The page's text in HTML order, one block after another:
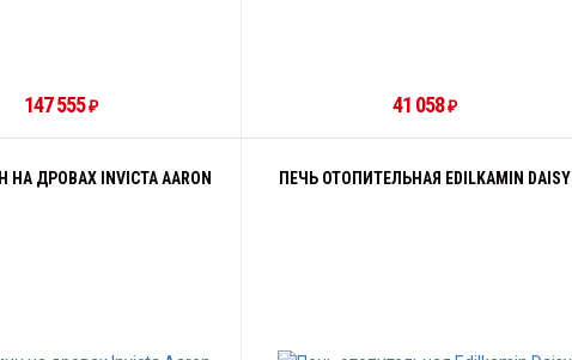
147 555 ₽ 41 058₽
ДРОВАХ INVICTA AARON ПЕЧЬ ОТОПИТЕЛЬНАЯ EDILKAMIN DAISY